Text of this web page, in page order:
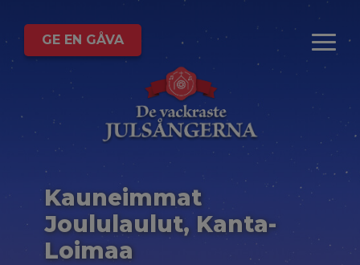
GE EN GÅVA
Kauneimmat
Joululaulut, Kanta-
Loimaa